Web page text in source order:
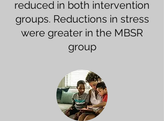
reduced in both intervention
groups. Reductions in stress
were greater in the MBSR
group